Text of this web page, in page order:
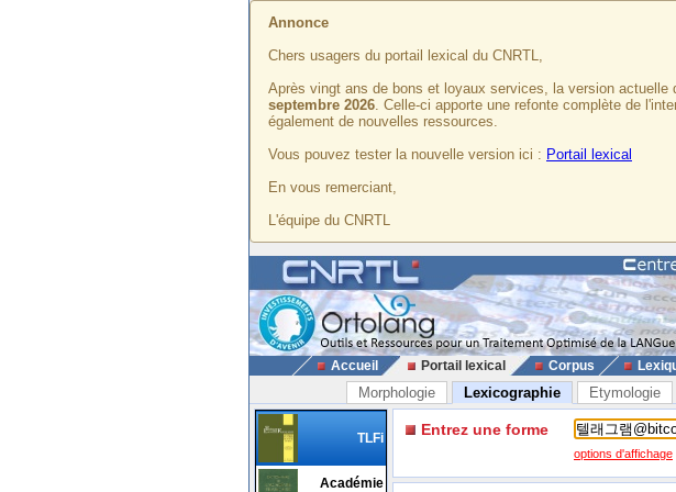
Annonce
Chers usagers du portail lexical du CNRTL,
Après vingt ans de bons et loyaux services, la version
septembre 2026. Celle-ci apporte une refonte complète de
également de nouvelles ressources.
Vous pouvez tester la nouvelle version ici : Portail lexical
En vous remerciant,
L'équipe du CNRTL
Accueil Portail lexical Corpus
Morphologie Lexicographie Etymologie
TLFi
Académie
Entrez une forme
options d'affichage